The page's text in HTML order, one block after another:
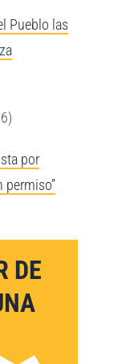
Pueblo las
por
permiso”
DE